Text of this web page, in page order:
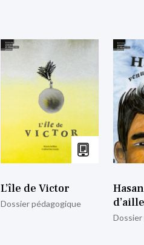
L’île de Victor
Dossier pédagogique